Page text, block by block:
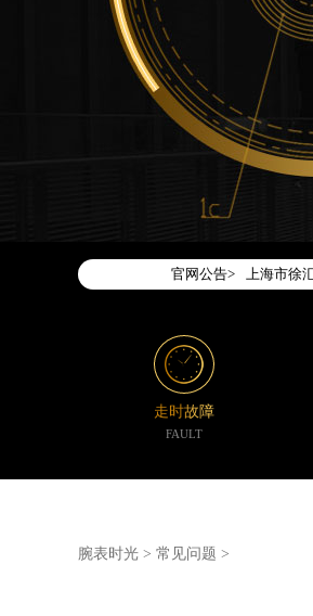
官网公告>
2026年7
2026年7
腕表时光
2026年7
北京市东
北京市朝
天津市和
上海市徐
上海市黄
常州市新
徐州市鼓
扬州市邗
盐城市盐
走时故障
FAULT
腕表时光 > 常见问题 >